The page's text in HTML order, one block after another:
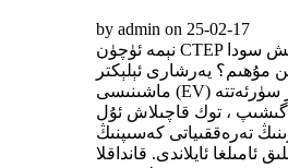
by admin on 25-02-17
نېمە ئۈچۈن CTEP ماسلىشىش سودا EV توك
مۇھىم؟ يەرشارى ئېلېكتر
ماشىنىسى (EV) بازىرىنىڭ تېز سۈرئەتتە
، توك قاچىلاش ئۇل
تەرەققىياتى كەسىپنىڭ
ئامىلغا ئايلاندى. قانداقلا